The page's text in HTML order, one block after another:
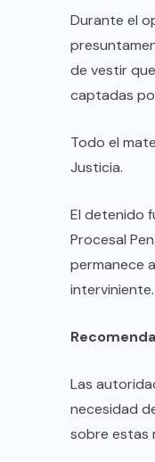
Durante el
de vestir
captadas
Todo el
Justicia.
El detenido
Procesal
permanece
interviniente.
Las
necesidad
sobre estas